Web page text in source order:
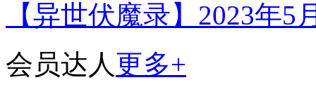
【异世伏魔录】2023年5
会员达人更多+